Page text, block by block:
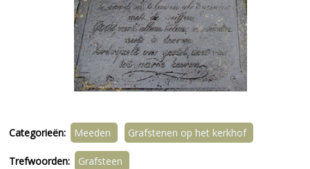
Categorieën: Meeden Grafstenen op het kerkhof
Trefwoorden: Grafsteen